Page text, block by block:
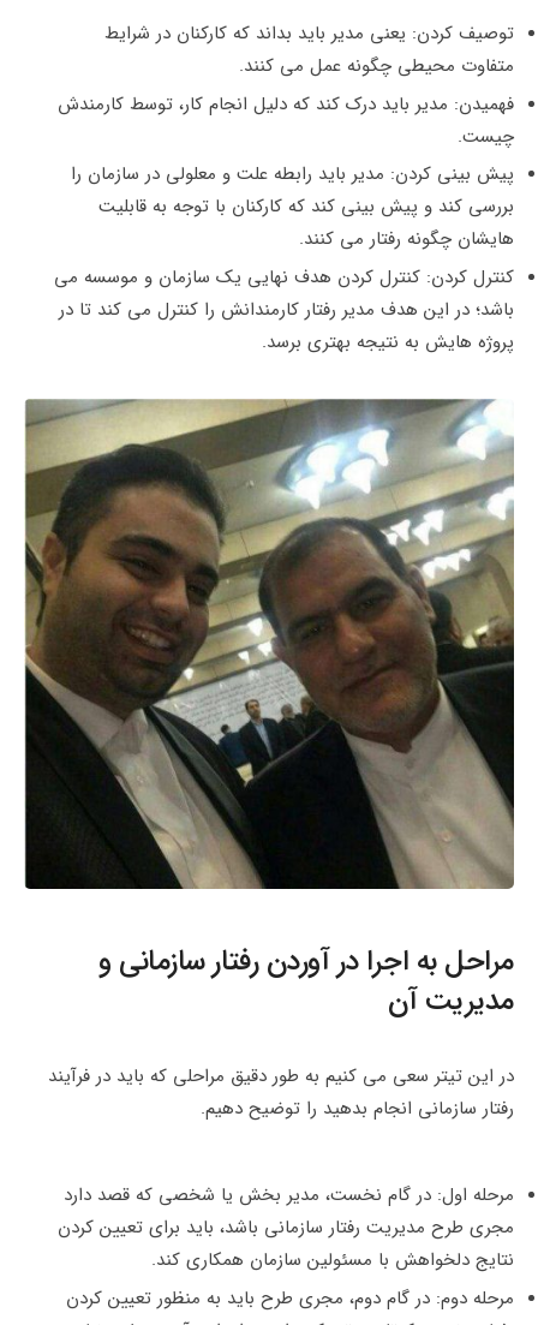
توصیف کردن: یعنی مدیر باید بداند که کارکنان در شرایط
متفاوت محیطی چگونه عمل می کنند.
فهمیدن: مدیر باید درک کند که دلیل انجام کار، توسط کارمندش
چیست.
پیش بینی کردن: مدیر باید رابطه علت و معلولی در سازمان را
بررسی کند و پیش بینی کند که کارکنان با توجه به قابلیت
هایشان چگونه رفتار می کنند.
کنترل کردن: کنترل کردن هدف نهایی یک سازمان و موسسه می
باشد؛ در این هدف مدیر رفتار کارمندانش را کنترل می کند تا در
پروژه هایش به نتیجه بهتری برسد.
مراحل به اجرا در آوردن رفتار سازمانی و
مدیریت آن
در این تیتر سعی می کنیم به طور دقیق مراحلی که باید در فرآیند
رفتار سازمانی انجام بدهید را توضیح دهیم.
مرحله اول: در گام نخست، مدیر بخش یا شخصی که قصد دارد
مجری طرح مدیریت رفتار سازمانی باشد، باید برای تعیین کردن
نتایج دلخواهش با مسئولین سازمان همکاری کند.
مرحله دوم: در گام دوم، مجری طرح باید به منظور تعیین کردن